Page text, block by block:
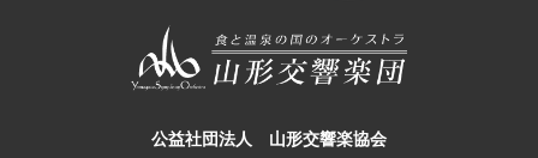
公益社団法人 山形交響楽協会